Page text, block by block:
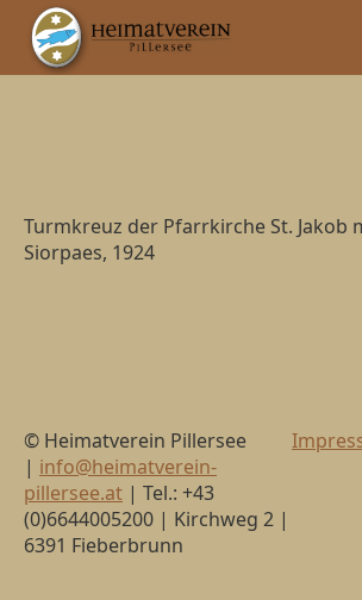
Turmkreuz der Pfarrkirche St. Jakob
Siorpaes, 1924
© Heimatverein Pillersee
| info@heimatverein-
pillersee.at | Tel.: +43
(0)6644005200 | Kirchweg 2 |
6391 Fieberbrunn